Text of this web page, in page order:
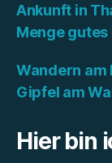
Ankunft in
Menge gutes
Wandern am
Gipfel am
Hier bin